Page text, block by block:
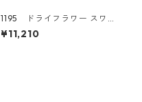
1195 ドライフラワー スワッ
グ アジサイ
¥11,210